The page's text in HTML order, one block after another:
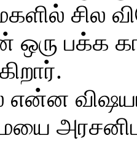
சில
பக்க
விஷயம்